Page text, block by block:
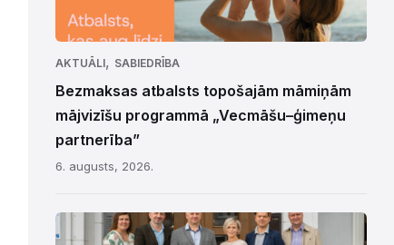
AKTUĀLI, SABIEDRĪBA
Bezmaksas atbalsts topošajām māmiņām
mājvizīšu programmā „Vecmāšu–ģimeņu
partnerība”
6. augusts, 2026.